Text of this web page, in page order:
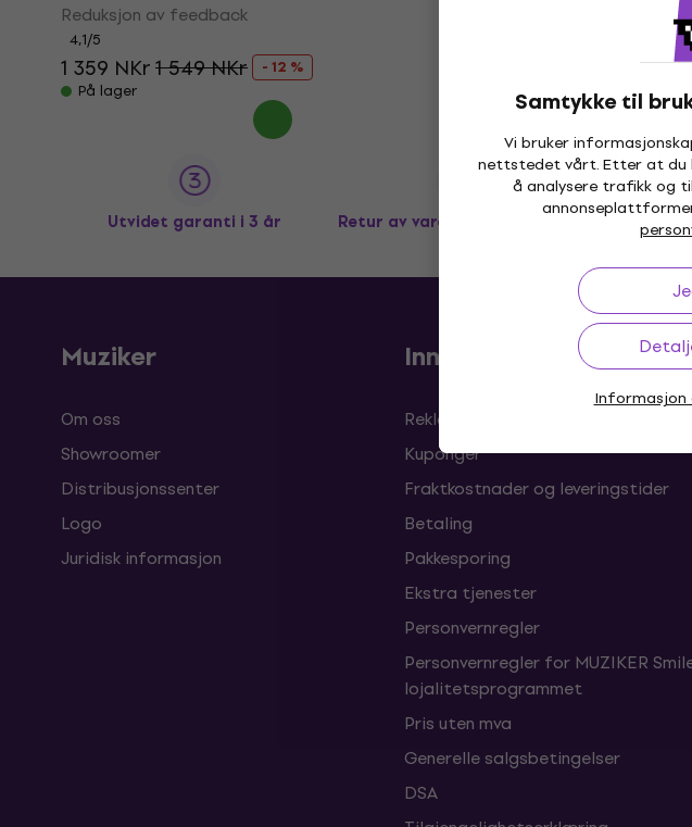
Samtykke til
Vi bruker
nettstedet vårt. Etter at du
å analysere trafikk og
Informasjon
Reduksjon av feedback
4,1/5
1 359 NKr1 549 NKr
- 12 %
På lager
Utvidet garanti i 3 år Retur av varer opptil 30 dager
Muziker
Om oss
Showroomer
Distribusjonssenter
Logo
Juridisk informasjon
Innkjøp
Reklamasjoner og angrerett
Kuponger
Fraktkostnader og leveringstider
Betaling
Pakkesporing
Ekstra tjenester
Personvernregler
Personvernregler for MUZIKER
lojalitetsprogrammet
Pris uten mva
Generelle salgsbetingelser
DSA